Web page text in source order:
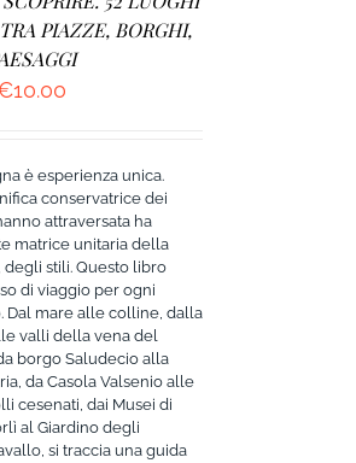
PIAZZE, BORGHI,
10.00
è esperienza unica.
conservatrice dei
attraversata ha
matrice unitaria della
stili. Questo libro
di viaggio per ogni
Dal mare alle colline, dalla
valli della vena del
borgo Saludecio alla
da Casola Valsenio alle
cesenati, dai Musei di
al Giardino degli
si traccia una guida